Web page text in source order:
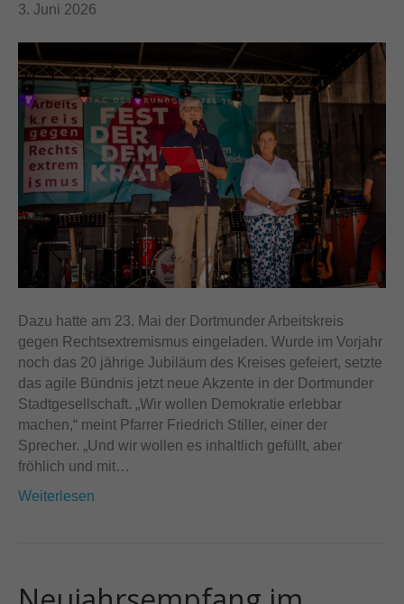
3. Juni 2026
Dazu hatte am 23. Mai der Dortmunder Arbeitskreis
gegen Rechtsextremismus eingeladen. Wurde im Vorjahr
noch das 20 jährige Jubiläum des Kreises gefeiert, setzte
das agile Bündnis jetzt neue Akzente in der Dortmunder
Stadtgesellschaft. „Wir wollen Demokratie erlebbar
machen,“ meint Pfarrer Friedrich Stiller, einer der
Sprecher. „Und wir wollen es inhaltlich gefüllt, aber
fröhlich und mit…
Weiterlesen